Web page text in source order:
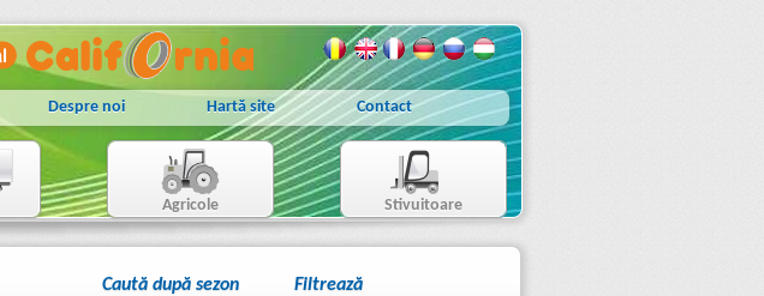
Despre noi Hartă site Contact
Agricole Stivuitoare
Caută după sezon Filtrează